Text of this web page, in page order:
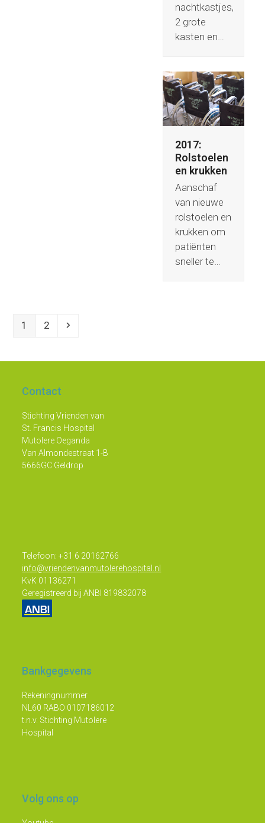
nachtkastjes,
2 grote
kasten en…
2017:
Rolstoelen
en krukken
Aanschaf
van nieuwe
rolstoelen en
krukken om
patiënten
sneller te…
Page
1 Page
2 Volgende
Contact
Stichting Vrienden van
St. Francis Hospital
Mutolere Oeganda
Van Almondestraat 1-B
5666GC Geldrop
Telefoon: +31 6 20162766
info@vriendenvanmutolerehospital.nl
KvK 01136271
Geregistreerd bij ANBI 819832078
Bankgegevens
Rekeningnummer
NL60 RABO 0107186012
t.n.v. Stichting Mutolere
Hospital
Volg ons op